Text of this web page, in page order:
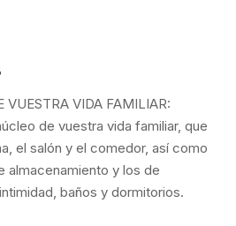
VUESTRA VIDA FAMILIAR:
de vuestra vida familiar, que
el salón y el comedor, así como
almacenamiento y los de
baños y dormitorios.